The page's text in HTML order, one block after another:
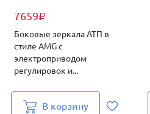
7659₽
Боковые зеркала АТП в
стиле AMG с
электроприводом
регулировок и...
В корзину